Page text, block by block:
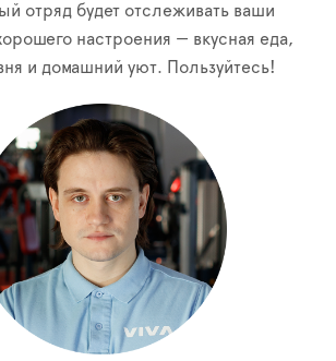
отряд будет отслеживать ваши
настроения — вкусная еда,
и домашний уют. Пользуйтесь!